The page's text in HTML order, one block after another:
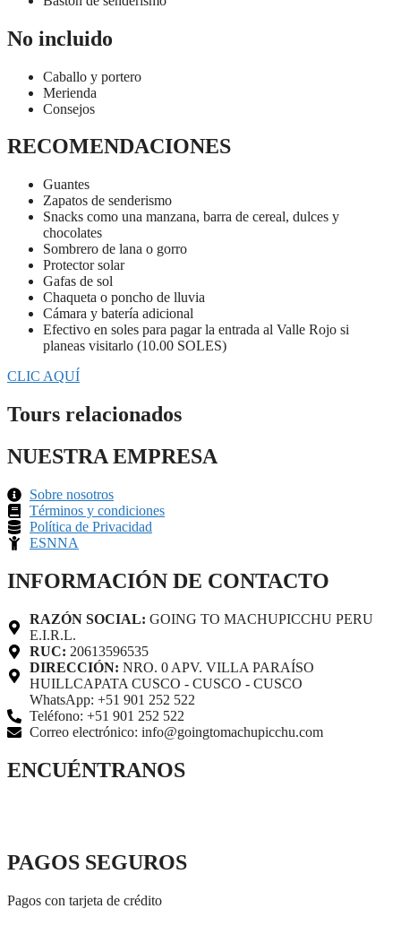
No incluido
Caballo y portero
Merienda
Consejos
RECOMENDACIONES
Guantes
Zapatos de senderismo
Snacks como una manzana, barra de cereal, dulces y
chocolates
Sombrero de lana o gorro
Protector solar
Gafas de sol
Chaqueta o poncho de lluvia
Cámara y batería adicional
Efectivo en soles para pagar la entrada al Valle Rojo si
planeas visitarlo (10.00 SOLES)
CLIC AQUÍ
Tours relacionados
NUESTRA EMPRESA
Sobre nosotros
Términos y condiciones
Política de Privacidad
ESNNA
INFORMACIÓN DE CONTACTO
RAZÓN SOCIAL: GOING TO MACHUPICCHU PERU
E.I.R.L.
RUC: 20613596535
DIRECCIÓN: NRO. 0 APV. VILLA PARAÍSO
HUILLCAPATA CUSCO - CUSCO - CUSCO
WhatsApp: +51 901 252 522
Teléfono: +51 901 252 522
Correo electrónico: info@goingtomachupicchu.com
ENCUÉNTRANOS
PAGOS SEGUROS
Pagos con tarjeta de crédito